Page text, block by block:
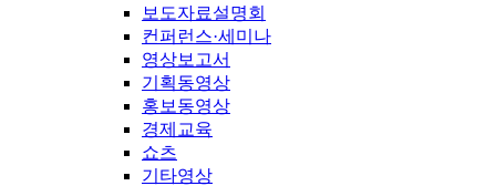
보도자료설명회
컨퍼런스·세미나
영상보고서
기획동영상
홍보동영상
경제교육
쇼츠
기타영상